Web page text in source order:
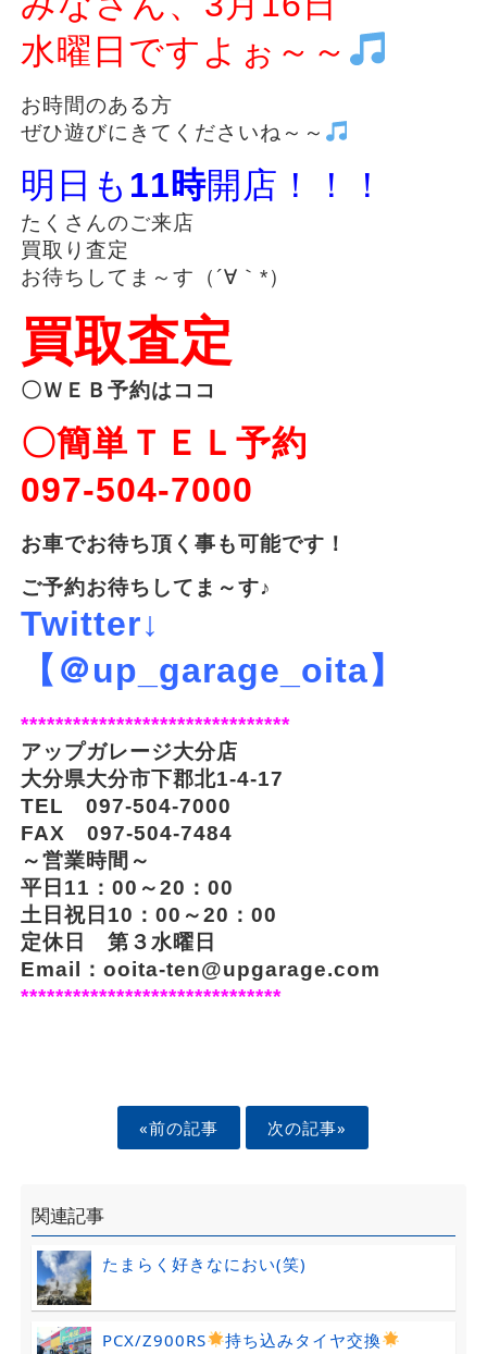
水曜日ですよぉ～～
お時間のある方
ぜひ遊びにきてくださいね～～
明日も 11時開店！！！
たくさんのご来店
買取り査定
お待ちしてま～す（´∀｀*）
買取査定
〇ＷＥＢ予約はココ
〇簡単ＴＥＬ予約
097-504-7000
お車でお待ち頂く事も可能です！
ご予約お待ちしてま～す♪
Twitter↓
【＠up_garage_oita】
*******************************
アップガレージ大分店
大分県大分市下郡北1-4-17
TEL 097-504-7000
FAX 097-504-7484
～営業時間～
平日11：00～20：00
土日祝日10：00～20：00
定休日 第３水曜日
Email：ooita-ten@upgarage.com
******************************
«前の記事 次の記事»
関連記事
たまらく好きなにおい(笑)
PCX/Z900RS 持ち込みタイヤ交換